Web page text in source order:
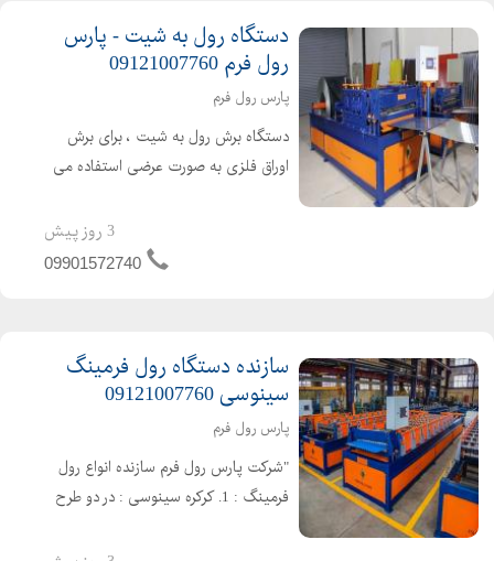
دستگاه رول به شیت - پارس
رول فرم 09121007760
پارس رول فرم
دستگاه برش رول به شیت ، برای برش
اوراق فلزی به صورت عرضی استفاده می
باز کن قرار داده و بعد از عبور بین ایستگاه
های خط برش و تاثیر پذیری از فرایند
3 روز پیش
09901572740
سازنده دستگاه رول فرمینگ
سینوسی 09121007760
پارس رول فرم
"شرکت پارس رول فرم سازنده انواع رول
فرمینگ : 1. کرکره سینوسی : در دو طرح